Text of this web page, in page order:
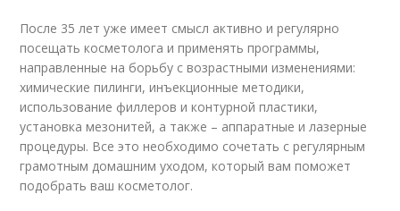
После 35 лет уже имеет смысл активно и регулярно
посещать косметолога и применять программы,
направленные на борьбу с возрастными изменениями:
химические пилинги, инъекционные методики,
использование филлеров и контурной пластики,
установка мезонитей, а также – аппаратные и лазерные
процедуры. Все это необходимо сочетать с регулярным
грамотным домашним уходом, который вам поможет
подобрать ваш косметолог.